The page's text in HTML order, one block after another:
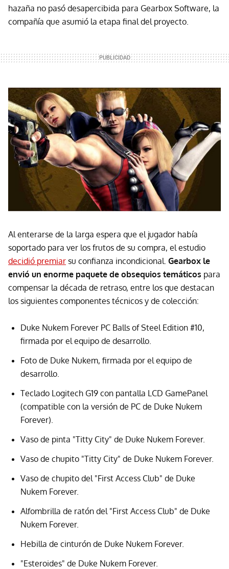
hazaña no pasó desapercibida para Gearbox Software, la
compañía que asumió la etapa final del proyecto.
Al enterarse de la larga espera que el jugador había
soportado para ver los frutos de su compra, el estudio
decidió premiar su confianza incondicional. Gearbox le
envió un enorme paquete de obsequios temáticos para
compensar la década de retraso, entre los que destacan
los siguientes componentes técnicos y de colección:
Duke Nukem Forever PC Balls of Steel Edition #10,
firmada por el equipo de desarrollo.
Foto de Duke Nukem, firmada por el equipo de
desarrollo.
Teclado Logitech G19 con pantalla LCD GamePanel
(compatible con la versión de PC de Duke Nukem
Forever).
Vaso de pinta "Titty City" de Duke Nukem Forever.
Vaso de chupito "Titty City" de Duke Nukem Forever.
Vaso de chupito del "First Access Club" de Duke
Nukem Forever.
Alfombrilla de ratón del "First Access Club" de Duke
Nukem Forever.
Hebilla de cinturón de Duke Nukem Forever.
"Esteroides" de Duke Nukem Forever.